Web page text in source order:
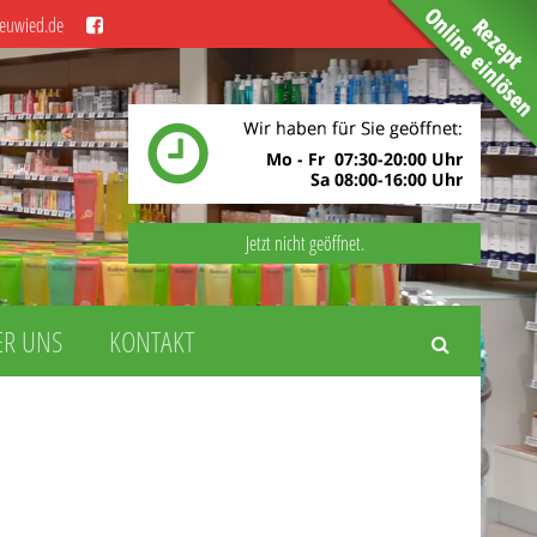
Jetzt nicht geöffnet.
UNS KONTAKT